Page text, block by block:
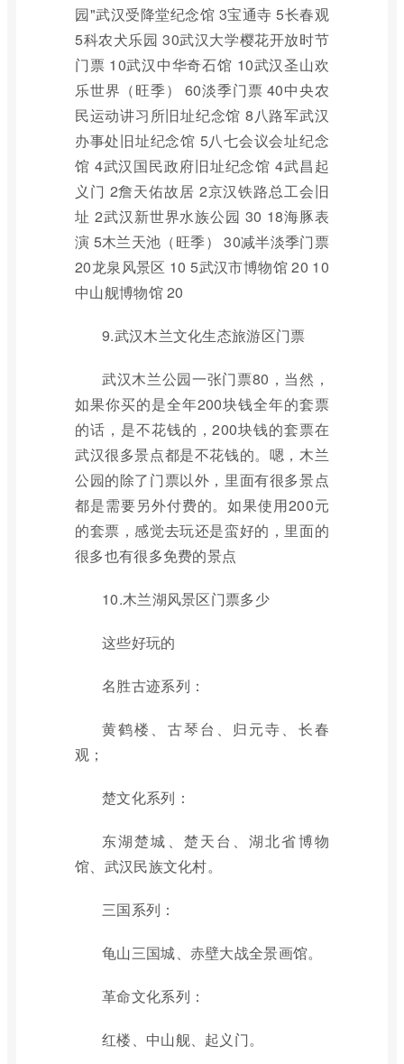
园"武汉受降堂纪念馆 3宝通寺 5长春观
5科农犬乐园 30武汉大学樱花开放时节
门票 10武汉中华奇石馆 10武汉圣山欢
乐世界（旺季） 60淡季门票 40中央农
民运动讲习所旧址纪念馆 8八路军武汉
办事处旧址纪念馆 5八七会议会址纪念
馆 4武汉国民政府旧址纪念馆 4武昌起
义门 2詹天佑故居 2京汉铁路总工会旧
址 2武汉新世界水族公园 30 18海豚表
演 5木兰天池（旺季） 30减半淡季门票
20龙泉风景区 10 5武汉市博物馆 20 10
中山舰博物馆 20
9.武汉木兰文化生态旅游区门票
武汉木兰公园一张门票80，当然，
如果你买的是全年200块钱全年的套票
的话，是不花钱的，200块钱的套票在
武汉很多景点都是不花钱的。嗯，木兰
公园的除了门票以外，里面有很多景点
都是需要另外付费的。如果使用200元
的套票，感觉去玩还是蛮好的，里面的
很多也有很多免费的景点
10.木兰湖风景区门票多少
这些好玩的
名胜古迹系列：
黄鹤楼、古琴台、归元寺、长春
观；
楚文化系列：
东湖楚城、楚天台、湖北省博物
馆、武汉民族文化村。
三国系列：
龟山三国城、赤壁大战全景画馆。
革命文化系列：
红楼、中山舰、起义门。